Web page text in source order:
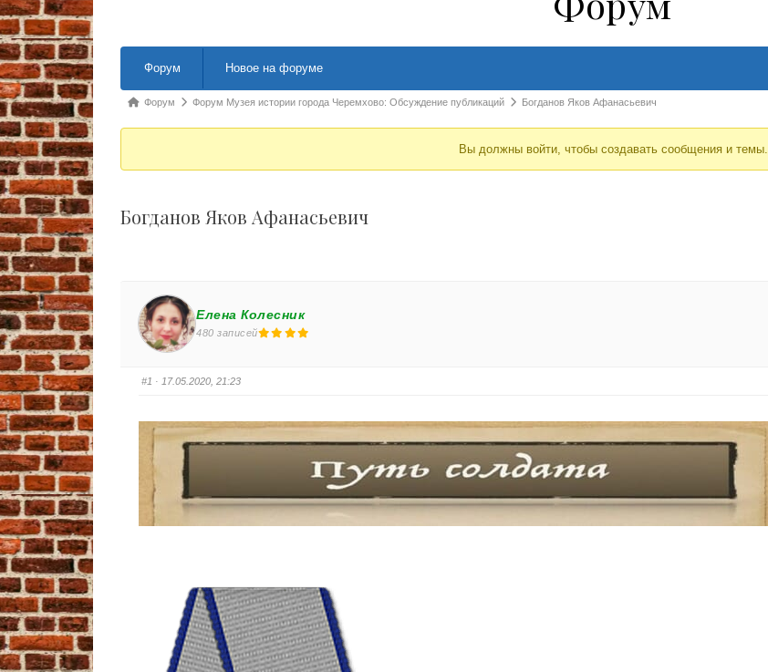
Форум
Новое на форуме
Форум breadcrumbs - Вы здесь:
Форум Форум Музея истории города Черемхово: Обсуждение публикаций Богданов Яков Афанасьевич
Вы должны войти, чтобы создавать сообщения и темы.
Богданов Яков Афанасьевич
Елена Колесник
480 записей
#1 · 17.05.2020, 21:23